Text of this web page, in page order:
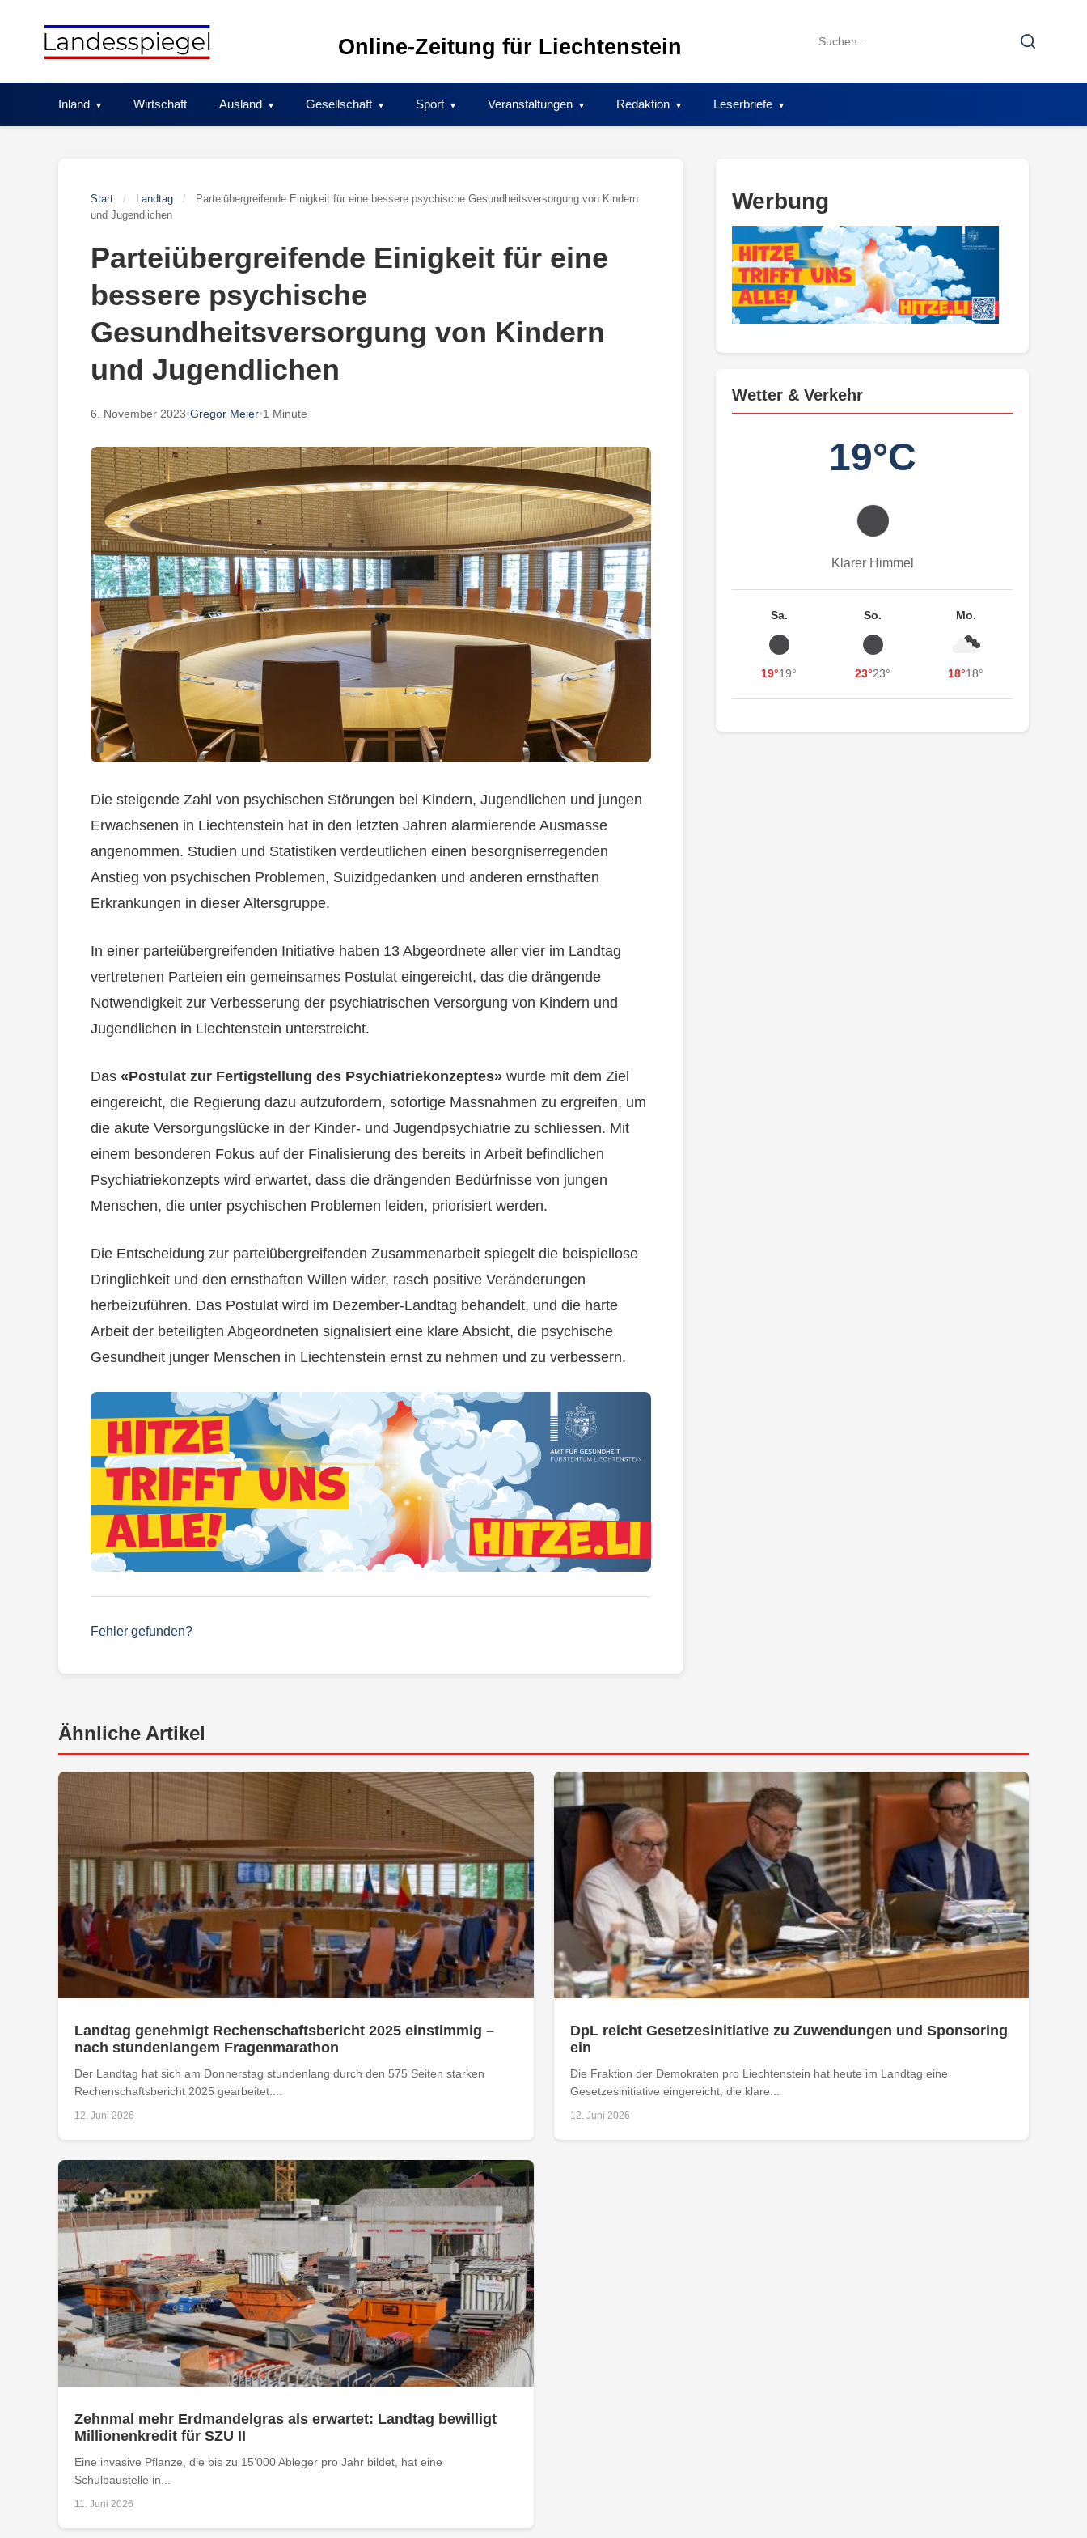
Online-Zeitung für Liechtenstein
Search
Search
Inland Wirtschaft Ausland Gesellschaft Sport Veranstaltungen Redaktion Leserbriefe
Start / Landtag /
Parteiübergreifende Einigkeit für eine bessere psychische Gesundheitsversorgung von Kindern
und Jugendlichen
Parteiübergreifende Einigkeit für eine
bessere psychische
Gesundheitsversorgung von Kindern
und Jugendlichen
6. November 2023•Gregor Meier•1 Minute
Die steigende Zahl von psychischen Störungen bei Kindern, Jugendlichen und jungen
Erwachsenen in Liechtenstein hat in den letzten Jahren alarmierende Ausmasse
angenommen. Studien und Statistiken verdeutlichen einen besorgniserregenden
Anstieg von psychischen Problemen, Suizidgedanken und anderen ernsthaften
Erkrankungen in dieser Altersgruppe.
In einer parteiübergreifenden Initiative haben 13 Abgeordnete aller vier im Landtag
vertretenen Parteien ein gemeinsames Postulat eingereicht, das die drängende
Notwendigkeit zur Verbesserung der psychiatrischen Versorgung von Kindern und
Jugendlichen in Liechtenstein unterstreicht.
Das «Postulat zur Fertigstellung des Psychiatriekonzeptes» wurde mit dem Ziel
eingereicht, die Regierung dazu aufzufordern, sofortige Massnahmen zu ergreifen, um
die akute Versorgungslücke in der Kinder- und Jugendpsychiatrie zu schliessen. Mit
einem besonderen Fokus auf der Finalisierung des bereits in Arbeit befindlichen
Psychiatriekonzepts wird erwartet, dass die drängenden Bedürfnisse von jungen
Menschen, die unter psychischen Problemen leiden, priorisiert werden.
Die Entscheidung zur parteiübergreifenden Zusammenarbeit spiegelt die beispiellose
Dringlichkeit und den ernsthaften Willen wider, rasch positive Veränderungen
herbeizuführen. Das Postulat wird im Dezember-Landtag behandelt, und die harte
Arbeit der beteiligten Abgeordneten signalisiert eine klare Absicht, die psychische
Gesundheit junger Menschen in Liechtenstein ernst zu nehmen und zu verbessern.
Fehler gefunden?
Werbung
Wetter & Verkehr
19°C
Klarer Himmel
Sa.
19°19°
So.
23°23°
Mo.
18°18°
Ähnliche Artikel
Landtag genehmigt Rechenschaftsbericht 2025 einstimmig –
nach stundenlangem Fragenmarathon
Der Landtag hat sich am Donnerstag stundenlang durch den 575 Seiten starken
Rechenschaftsbericht 2025 gearbeitet....
12. Juni 2026
DpL reicht Gesetzesinitiative zu Zuwendungen und Sponsoring
ein
Die Fraktion der Demokraten pro Liechtenstein hat heute im Landtag eine
Gesetzesinitiative eingereicht, die klare...
12. Juni 2026
Zehnmal mehr Erdmandelgras als erwartet: Landtag bewilligt
Millionenkredit für SZU II
Eine invasive Pflanze, die bis zu 15’000 Ableger pro Jahr bildet, hat eine
Schulbaustelle in...
11. Juni 2026